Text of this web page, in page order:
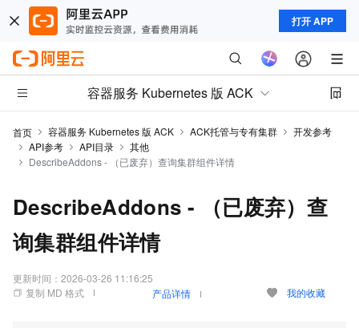
打开 APP
容器服务 Kubernetes 版 ACK
首页 容器服务 Kubernetes 版 ACK ACK托管与专有集群
开发参考
API参考
API目录
其他
DescribeAddons - （已废弃）查询集群组件详情
DescribeAddons - （已废弃）查
询集群组件详情
更新时间： 2026-03-26 11:16:25
复制 MD 格式
产品详情 我的收藏